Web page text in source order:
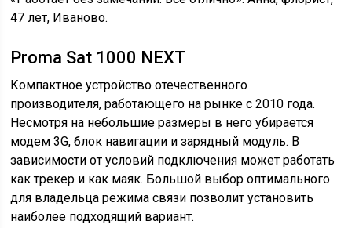
47 лет, Иваново.
Proma Sat 1000 NEXT
Компактное устройство отечественного
производителя, работающего на рынке с 2010 года.
Несмотря на небольшие размеры в него убирается
модем 3G, блок навигации и зарядный модуль. В
зависимости от условий подключения может работать
как трекер и как маяк. Большой выбор оптимального
для владельца режима связи позволит установить
наиболее подходящий вариант.